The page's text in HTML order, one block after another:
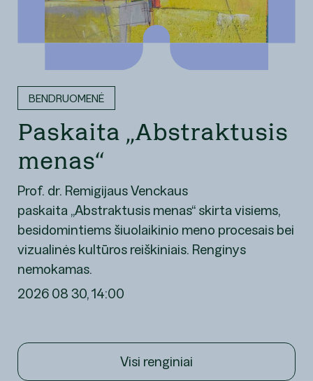
BENDRUOMENĖ
Paskaita „Abstraktusis
menas“
Prof. dr. Remigijaus Venckaus
paskaita „Abstraktusis menas“ skirta visiems,
besidomintiems šiuolaikinio meno procesais bei
vizualinės kultūros reiškiniais. Renginys
nemokamas.
2026 08 30, 14:00
Visi renginiai